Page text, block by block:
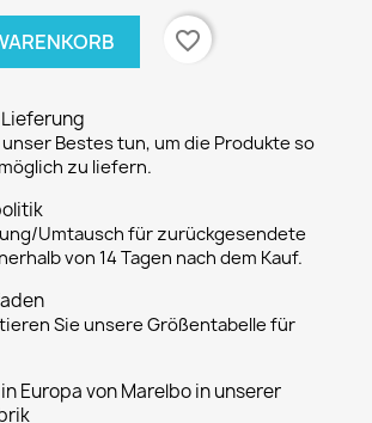
favorite_border
Bestes tun, um die Produkte so
zu liefern.
Umtausch für zurückgesendete
von 14 Tagen nach dem Kauf.
Sie unsere Größentabelle für
Europa von Marelbo in unserer